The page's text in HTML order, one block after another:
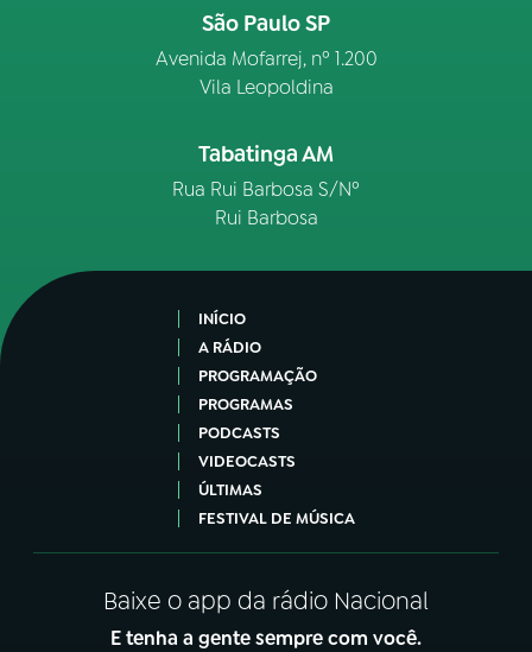
São Paulo SP
Avenida Mofarrej, nº 1.200
Vila Leopoldina
Tabatinga AM
Rua Rui Barbosa S/Nº
Rui Barbosa
INÍCIO
A RÁDIO
PROGRAMAÇÃO
PROGRAMAS
PODCASTS
VIDEOCASTS
ÚLTIMAS
FESTIVAL DE MÚSICA
Baixe o app da rádio Nacional
E tenha a gente sempre com você.